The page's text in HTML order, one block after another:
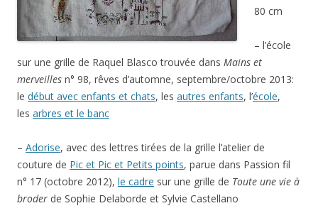
80 cm
– l’école
sur une grille de Raquel Blasco trouvée dans Mains et
merveilles n° 98, rêves d’automne, septembre/octobre 2013:
le début avec enfants et chats, les autres enfants, l’école,
les arbres et le banc
– Adorise, avec des lettres tirées de la grille l’atelier de
couture de Pic et Pic et Petits points, parue dans Passion fil
n° 17 (octobre 2012), le cadre sur une grille de Toute une vie à
broder de Sophie Delaborde et Sylvie Castellano